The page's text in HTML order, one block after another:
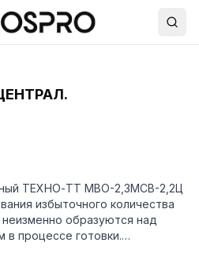
ТЕХНО-ТТ МВО-2,3МСВ-2,2Ц
избыточного количества
образуются над
процессе готовки.